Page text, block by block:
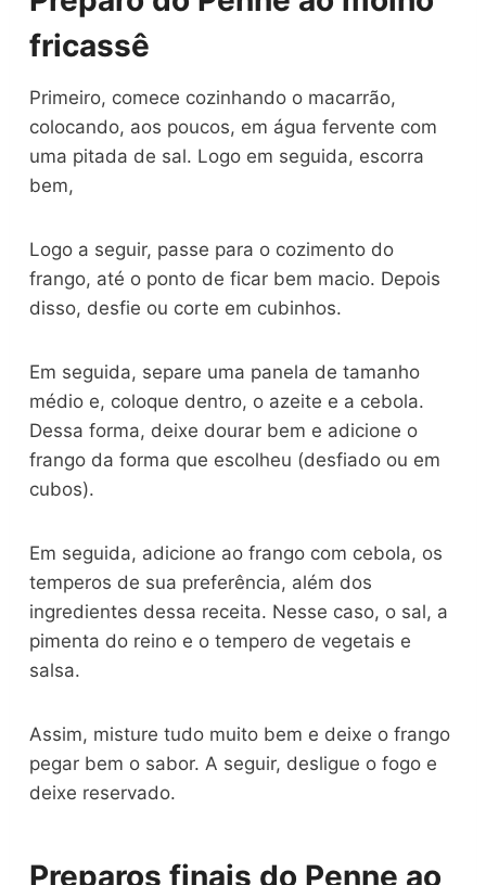
fricassê
Primeiro, comece cozinhando o macarrão,
colocando, aos poucos, em água fervente com
uma pitada de sal. Logo em seguida, escorra
bem,
Logo a seguir, passe para o cozimento do
frango, até o ponto de ficar bem macio. Depois
disso, desfie ou corte em cubinhos.
Em seguida, separe uma panela de tamanho
médio e, coloque dentro, o azeite e a cebola.
Dessa forma, deixe dourar bem e adicione o
frango da forma que escolheu (desfiado ou em
cubos).
Em seguida, adicione ao frango com cebola, os
temperos de sua preferência, além dos
ingredientes dessa receita. Nesse caso, o sal, a
pimenta do reino e o tempero de vegetais e
salsa.
Assim, misture tudo muito bem e deixe o frango
pegar bem o sabor. A seguir, desligue o fogo e
deixe reservado.
Preparos finais do Penne ao